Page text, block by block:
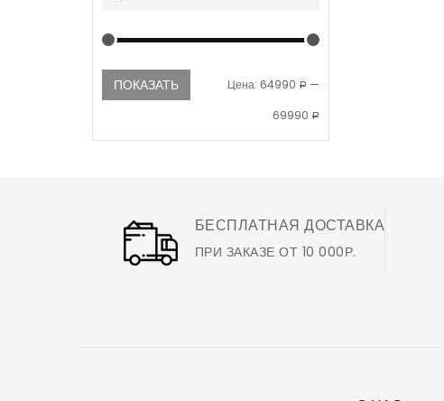
ПОКАЗАТЬ Цена: 64990 Р—
69990 Р
БЕСПЛАТНАЯ ДОСТАВКА
ПРИ ЗАКАЗЕ ОТ 10 000Р.